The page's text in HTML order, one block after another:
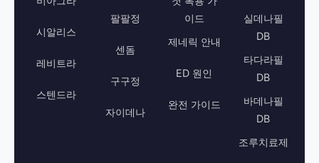
시알리스
레비트라
스텐드라
팔팔정
센돔
구구정
자이데나
이드
제네릭 안내
ED 원인
완전 가이드
실데나필
DB
타다라필
DB
바데나필
DB
조루치료제